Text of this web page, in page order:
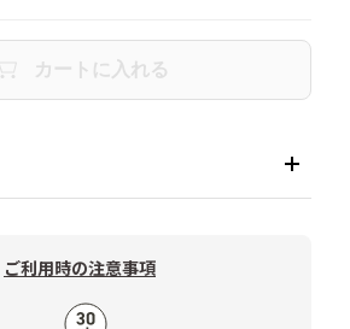
カートに入れる
布・PP／収納枚数：300枚／収納方
ご利用時の注意事項